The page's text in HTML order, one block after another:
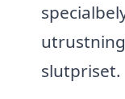
slutpriset.